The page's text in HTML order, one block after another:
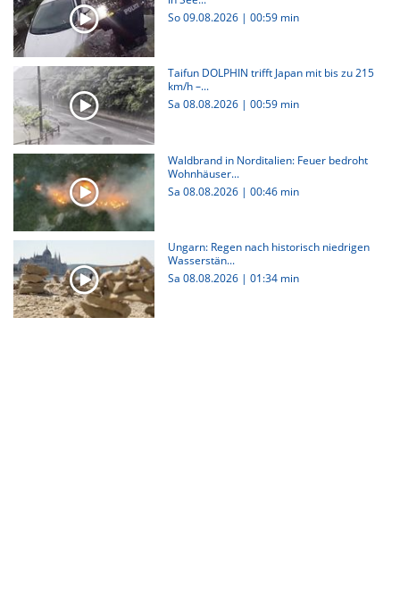
So 09.08.2026 | 00:59 min
Taifun DOLPHIN trifft Japan mit bis zu 215
km/h –...
Sa 08.08.2026 | 00:59 min
Waldbrand in Norditalien: Feuer bedroht
Wohnhäuser...
Sa 08.08.2026 | 00:46 min
Ungarn: Regen nach historisch niedrigen
Wasserstän...
Sa 08.08.2026 | 01:34 min